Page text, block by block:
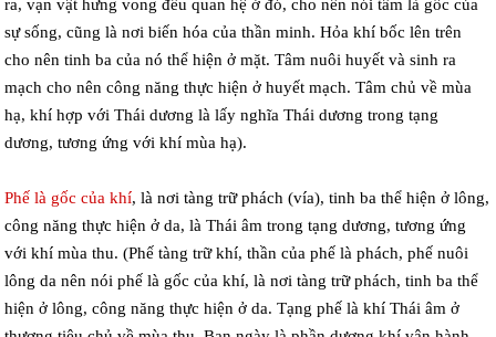
ra, vạn vật hưng vong đều quan hệ ở đó, cho nên nói tâm là gốc của
sự sống, cũng là nơi biến hóa của thần minh. Hỏa khí bốc lên trên
cho nên tinh ba của nó thể hiện ở mặt. Tâm nuôi huyết và sinh ra
mạch cho nên công năng thực hiện ở huyết mạch. Tâm chủ về mùa
hạ, khí hợp với Thái dương là lấy nghĩa Thái dương trong tạng
dương, tương ứng với khí mùa hạ).
Phế là gốc của khí, là nơi tàng trữ phách (vía), tinh ba thể hiện ở lông,
công năng thực hiện ở da, là Thái âm trong tạng dương, tương ứng
với khí mùa thu. (Phế tàng trữ khí, thần của phế là phách, phế nuôi
lông da nên nói phế là gốc của khí, là nơi tàng trữ phách, tinh ba thể
hiện ở lông, công năng thực hiện ở da. Tạng phế là khí Thái âm ở